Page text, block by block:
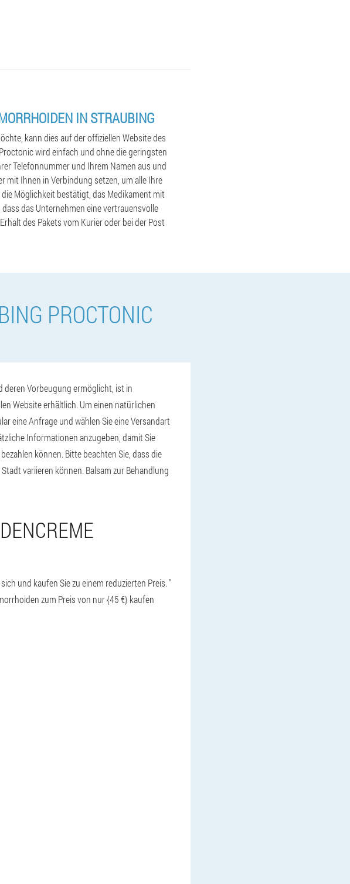
IN STRAUBING
kann dies auf der offiziellen Website des
wird einfach und ohne die geringsten
Telefonnummer und Ihrem Namen aus und
mit Ihnen in Verbindung setzen, um alle Ihre
Möglichkeit bestätigt, das Medikament mit
das Unternehmen eine vertrauensvolle
des Pakets vom Kurier oder bei der Post
PROCTONIC
deren Vorbeugung ermöglicht, ist in
Website erhältlich. Um einen natürlichen
eine Anfrage und wählen Sie eine Versandart
Informationen anzugeben, damit Sie
können. Bitte beachten Sie, dass die
variieren können. Balsam zur Behandlung
und kaufen Sie zu einem reduzierten Preis. "
zum Preis von nur {45 €} kaufen